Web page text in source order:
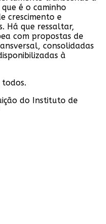
é o caminho
crescimento e
Há que ressaltar,
com propostas de
consolidadas
à
do Instituto de